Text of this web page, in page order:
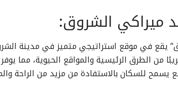
ميراكي الشروق:
يقع في موقع استراتيجي متميز في مدينة
من الطرق الرئيسية والمواقع الحيوية، مما
للسكان بالاستفادة من مزيد من الراحة